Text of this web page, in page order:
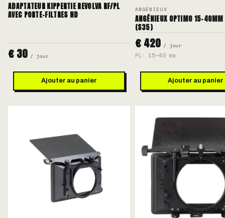
ADAPTATEUR KIPPERTIE REVOLVA RF/PL
AVEC PORTE-FILTRES ND
€ 30 / jour
Ajouter au panier
ANGÉNIEUX
ANGÉNIEUX OPTIMO 15-
(S35)
€ 420 / jour
PL 15–40 mm
Ajouter au panier